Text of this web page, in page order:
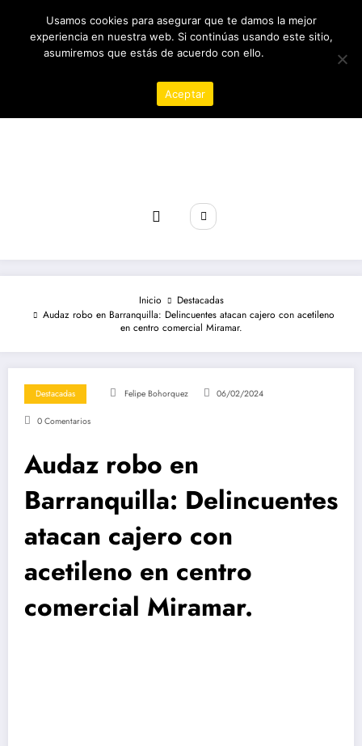
contenido
09/08/2026 8:07:08 AM
Inicio
Destacadas
Audaz robo en Barranquilla: Delincuentes atacan cajero con acetileno
en centro comercial Miramar.
Destacadas Felipe Bohorquez 06/02/2024
0 Comentarios
Audaz robo en
Barranquilla: Delincuentes
atacan cajero con
acetileno en centro
comercial Miramar.
Usamos cookies para asegurar que te damos la mejor
experiencia en nuestra web. Si continúas usando este sitio,
asumiremos que estás de acuerdo con ello.
Aceptar